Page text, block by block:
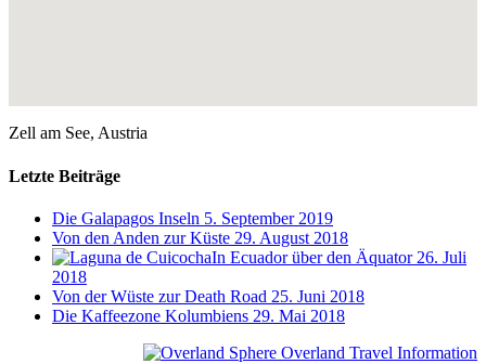
Zell am See, Austria
Letzte Beiträge
Die Galapagos Inseln 5. September 2019
Von den Anden zur Küste 29. August 2018
In Ecuador über den Äquator 26. Juli
2018
Von der Wüste zur Death Road 25. Juni 2018
Die Kaffeezone Kolumbiens 29. Mai 2018